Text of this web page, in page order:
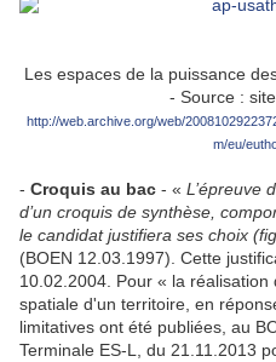
Les espaces de la puissance
- Source :
http://web.archive.org/web/
m/eu/
- Croquis au bac - « L’épreuve
d’un croquis de synthèse,
le candidat justifiera ses choix
(BOEN 12.03.1997). Cette
10.02.2004. Pour « la
spatiale d'un territoire, en
limitatives ont été publiées, au
Terminale ES-L, du 21.11.2013